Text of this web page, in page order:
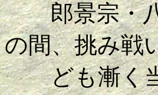
郎景宗・八
の間、挑み戦
ども漸く当